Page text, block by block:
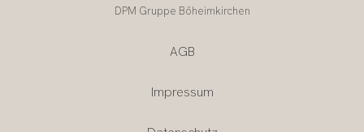
DPM Gruppe Böheimkirchen
AGB
Impressum